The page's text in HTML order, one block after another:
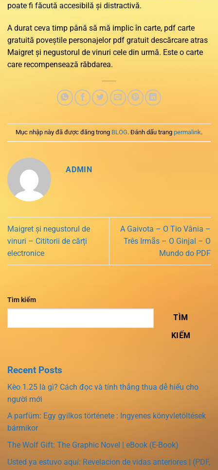
poate fi făcută accesibilă și distractivă.
A durat ceva timp până să mă implic în carte, pdf carte
gratuită poveștile personajelor pdf gratuit descărcare atras
Maigret și negustorul de vinuri cele din urmă. Este o carte
care recompensează răbdarea.
Mục nhập này đã được đăng trong BLOG. Đánh dấu trang permalink.
ADMIN
Maigret și negustorul de
vinuri – Cititorii de cărți
electronice
A Gaivota – O Tio Vânia –
Três Irmãs – O Ginjal – O
Mundo do PDF
Tìm kiếm
TÌM
KIẾM
Recent Posts
Kèo 1.25 là gì? Cách đọc và tính thắng thua dễ hiểu cho
người mới
A parfüm: Egy gyilkos története : Ingyenes könyvletöltések
bármikor
The Wolf Gift: The Graphic Novel | eBook (E-Book)
Usted ya estuvo aquí: Revelacion de vidas anteriores | (PDF,